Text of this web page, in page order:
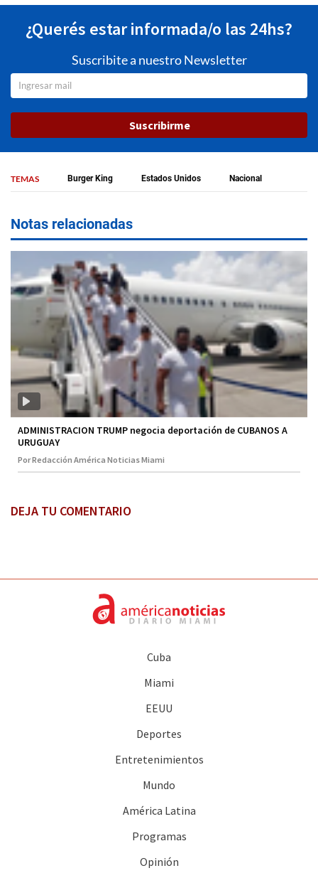
¿Querés estar informada/o las 24hs?
Suscribite a nuestro Newsletter
Suscribirme
TEMAS Burger King Estados Unidos Nacional
Notas relacionadas
ADMINISTRACION TRUMP negocia deportación de CUBANOS A
URUGUAY
Por Redacción América Noticias Miami
DEJA TU COMENTARIO
Cuba
Miami
EEUU
Deportes
Entretenimientos
Mundo
América Latina
Programas
Opinión